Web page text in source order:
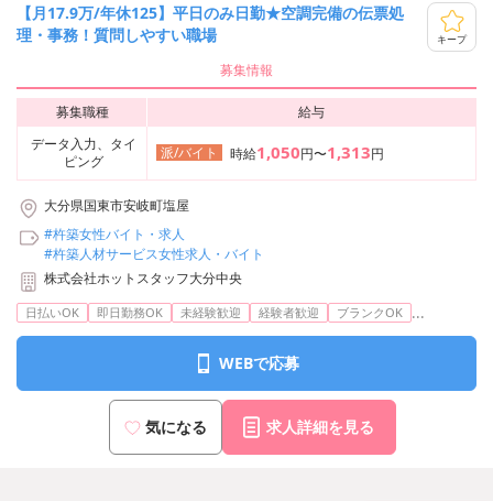
【月17.9万/年休125】平日のみ日勤★空調完備の伝票処
理・事務！質問しやすい職場
キープ
募集情報
募集職種
給与
データ入力、タイ
ピング
派/バイト 時給1,050円〜1,313円
大分県国東市安岐町塩屋
#杵築女性バイト・求人
#杵築人材サービス女性求人・バイト
株式会社ホットスタッフ大分中央
日払いOK 即日勤務OK 未経験歓迎 経験者歓迎 ブランクOK ...
WEBで応募
気になる 求人詳細を見る